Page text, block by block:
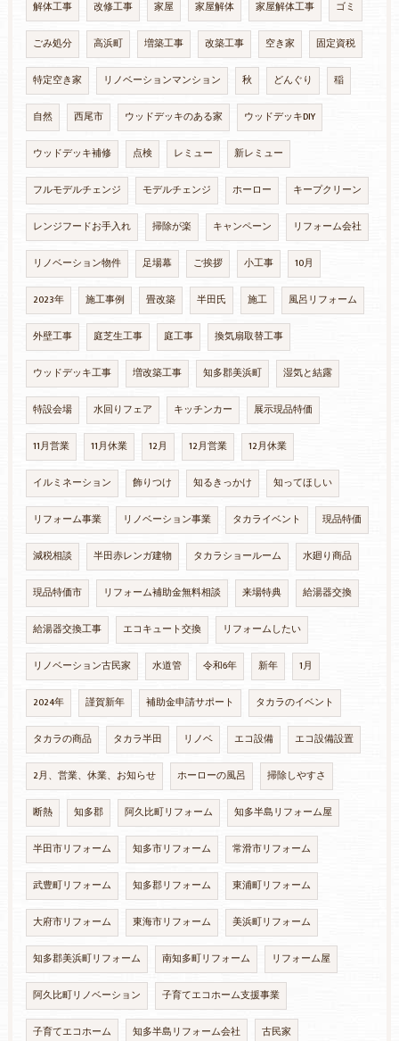
解体工事 改修工事 家屋 家屋解体 家屋解体工事 ゴミ
ごみ処分 高浜町 増築工事 改築工事 空き家 固定資税
特定空き家 リノベーションマンション 秋 どんぐり 稲
自然 西尾市 ウッドデッキのある家 ウッドデッキDIY
ウッドデッキ補修 点検 レミュー 新レミュー
フルモデルチェンジ モデルチェンジ ホーロー キープクリーン
レンジフードお手入れ 掃除が楽 キャンペーン リフォーム会社
リノベーション物件 足場幕 ご挨拶 小工事 10月
2023年 施工事例 畳改築 半田氏 施工 風呂リフォーム
外壁工事 庭芝生工事 庭工事 換気扇取替工事
ウッドデッキ工事 増改築工事 知多郡美浜町 湿気と結露
特設会場 水回りフェア キッチンカー 展示現品特価
11月営業 11月休業 12月 12月営業 12月休業
イルミネーション 飾りつけ 知るきっかけ 知ってほしい
リフォーム事業 リノベーション事業 タカライベント 現品特価
減税相談 半田赤レンガ建物 タカラショールーム 水廻り商品
現品特価市 リフォーム補助金無料相談 来場特典 給湯器交換
給湯器交換工事 エコキュート交換 リフォームしたい
リノベーション古民家 水道管 令和6年 新年 1月
2024年 謹賀新年 補助金申請サポート タカラのイベント
タカラの商品 タカラ半田 リノベ エコ設備 エコ設備設置
2月、営業、休業、お知らせ ホーローの風呂 掃除しやすさ
断熱 知多郡 阿久比町リフォーム 知多半島リフォーム屋
半田市リフォーム 知多市リフォーム 常滑市リフォーム
武豊町リフォーム 知多郡リフォーム 東浦町リフォーム
大府市リフォーム 東海市リフォーム 美浜町リフォーム
知多郡美浜町リフォーム 南知多町リフォーム リフォーム屋
阿久比町リノベーション 子育てエコホーム支援事業
子育てエコホーム 知多半島リフォーム会社 古民家